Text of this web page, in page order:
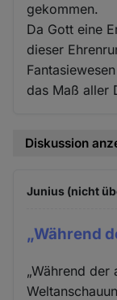
gekommen.
Da Gott eine
dieser
das Maß aller
Diskussion
Junius (nicht
„Während
„Während der